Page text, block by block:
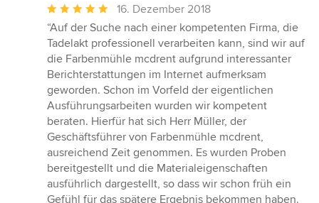
Durchschnittliche
Bewertung:
5
von
5
Sternen
16. Dezember 2018
“Auf der Suche nach einer kompetenten Firma, die
Tadelakt professionell verarbeiten kann, sind wir auf
die Farbenmühle mcdrent aufgrund interessanter
Berichterstattungen im Internet aufmerksam
geworden. Schon im Vorfeld der eigentlichen
Ausführungsarbeiten wurden wir kompetent
beraten. Hierfür hat sich Herr Müller, der
Geschäftsführer von Farbenmühle mcdrent,
ausreichend Zeit genommen. Es wurden Proben
bereitgestellt und die Materialeigenschaften
ausführlich dargestellt, so dass wir schon früh ein
Gefühl für das spätere Ergebnis bekommen haben.